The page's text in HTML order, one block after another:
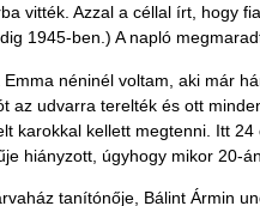
vitték. Azzal a céllal írt, hogy
1945-ben.) A napló
néninél voltam, aki már
az udvarra terelték és ott
karokkal kellett megtenni. Itt
hiányzott, úgyhogy mikor 20-
tanítónője, Bálint Ármin